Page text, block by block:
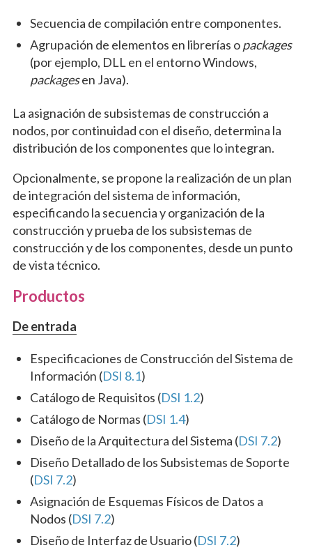
Secuencia de compilación entre componentes.
Agrupación de elementos en librerías opackages
(por ejemplo, DLL en el entorno Windows,
packagesen Java).
La asignación de subsistemas de construcción a
nodos, por continuidad con el diseño, determina la
distribución de los componentes que lo integran.
Opcionalmente, se propone la realización de un plan
de integración del sistema de información,
especificando la secuencia y organización de la
construcción y prueba de los subsistemas de
construcción y de los componentes, desde un punto
de vista técnico.
Productos
De entrada
Especificaciones de Construcción del Sistema de
Información (DSI 8.1)
Catálogo de Requisitos (DSI 1.2)
Catálogo de Normas (DSI 1.4)
Diseño de la Arquitectura del Sistema (DSI 7.2)
Diseño Detallado de los Subsistemas de Soporte
(DSI 7.2)
Asignación de Esquemas Físicos de Datos a
Nodos (DSI 7.2)
Diseño de Interfaz de Usuario (DSI 7.2)